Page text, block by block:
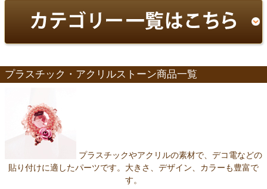
プラスチック・アクリルストーン商品一覧
プラスチックやアクリルの素材で、デコ電などの
貼り付けに適したパーツです。大きさ、デザイン、カラーも豊富で
す。